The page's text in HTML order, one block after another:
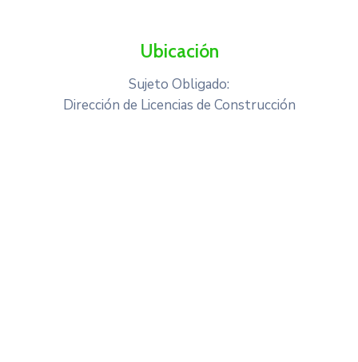
Directorio
Ubicación
Sujeto Obligado:
Dirección de Licencias de Construcción